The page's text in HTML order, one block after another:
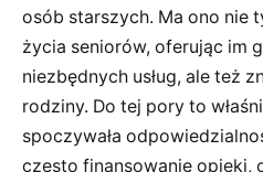
osób starszych. Ma ono nie
życia seniorów, oferując im
niezbędnych usług, ale też
rodziny. Do tej pory to
spoczywała
często finansowanie opieki,